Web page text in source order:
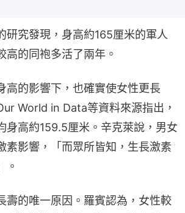
研究發現，身高約165厘米的軍人
高的同袍多活了兩年。
高的影響下，也確實使女性更長
World in Data等資料來源指出，
身高約159.5厘米。辛克萊說，男女
素影響，「而眾所皆知，生長激素
。
壽的唯一原因。羅賓認為，女性較